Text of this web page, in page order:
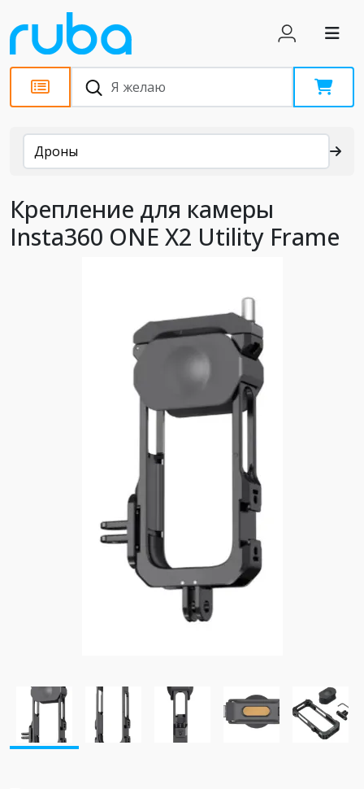
Каталог
Дроны
Крепление для камеры
Insta360 ONE X2 Utility Frame